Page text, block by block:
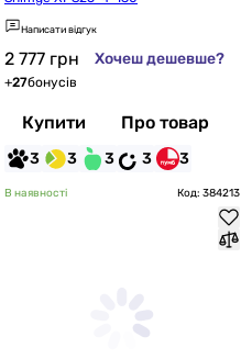
Написати відгук
2 777 грн Хочеш дешевше?
+27бонусів
Купити Про товар
3 3 3 3 3
В наявності Код: 384213